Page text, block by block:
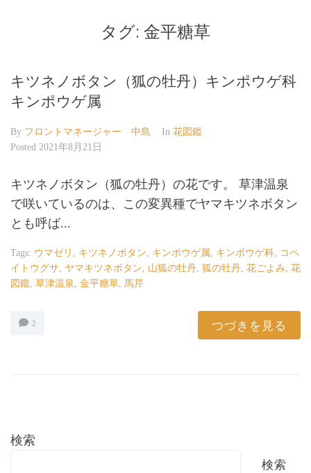
タグ: 金平糖草
キツネノボタン（狐の牡丹）キンポウゲ科
キンポウゲ属
By フロントマネージャー 中島 In 花図鑑
Posted 2021年8月21日
キツネノボタン（狐の牡丹）の花です。 草津温泉
で咲いているのは、この変異種でヤマキツネボタン
とも呼ば...
Tags: ウマゼリ , キツネノボタン, キンポウゲ属, キンポウゲ科, コペ
イトウグサ, ヤマキツネボタン, 山狐の牡丹, 狐の牡丹, 花ごよみ, 花
図鑑, 草津温泉, 金平糖草, 馬芹
2 つづきを見る
検索
検索